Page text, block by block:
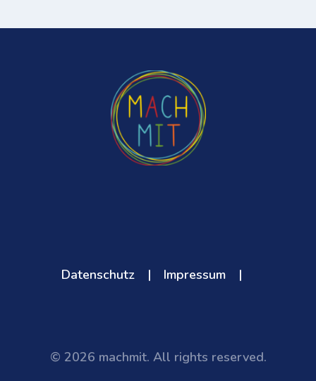
Datenschutz | Impressum |
© 2026 machmit. All rights reserved.